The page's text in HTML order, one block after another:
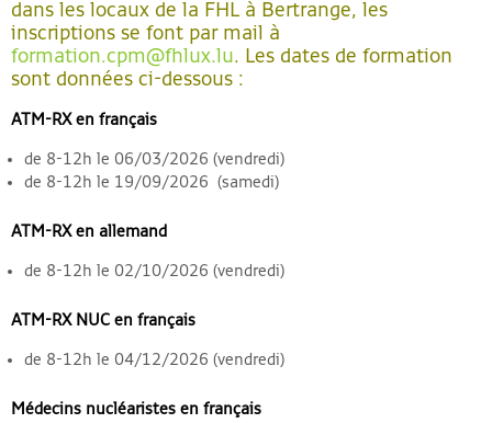
dans les locaux de la FHL à Bertrange, les
inscriptions se font par mail à
formation.cpm@fhlux.lu. Les dates de formation
sont données ci-dessous :
ATM-RX en français
de 8-12h le 06/03/2026 (vendredi)
de 8-12h le 19/09/2026 (samedi)
ATM-RX en allemand
de 8-12h le 02/10/2026 (vendredi)
ATM-RX NUC en français
de 8-12h le 04/12/2026 (vendredi)
Médecins nucléaristes en français